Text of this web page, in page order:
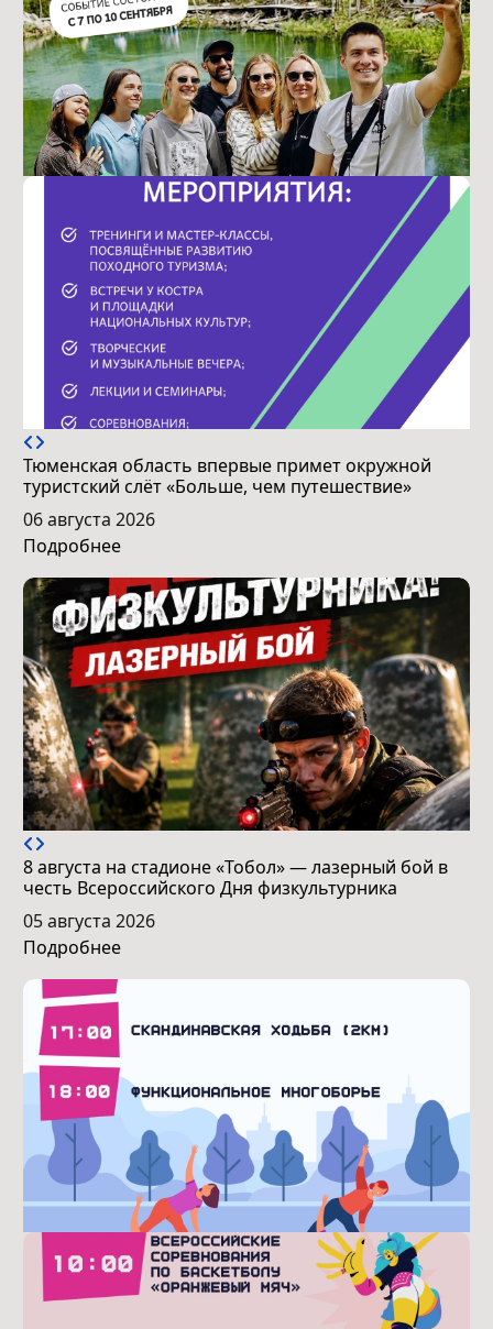
Тюменская область впервые примет окружной
туристский слёт «Больше, чем путешествие»
06 августа 2026
Подробнее
8 августа на стадионе «Тобол» — лазерный бой в
честь Всероссийского Дня физкультурника
05 августа 2026
Подробнее